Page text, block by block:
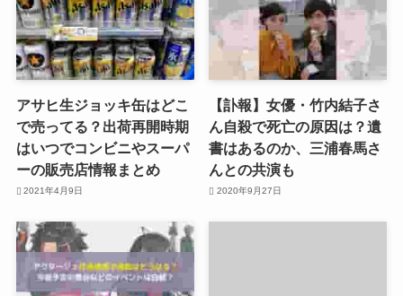
アサヒ生ジョッキ缶はどこ
で売ってる？出荷再開時期
はいつでコンビニやスーパ
ーの販売店情報まとめ
2021年4月9日
【訃報】女優・竹内結子さ
ん自殺で死亡の原因は？遺
書はあるのか、三浦春馬さ
んとの共演も
2020年9月27日